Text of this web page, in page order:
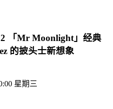
「Mr Moonlight」经典
的披头士新想象
星期三